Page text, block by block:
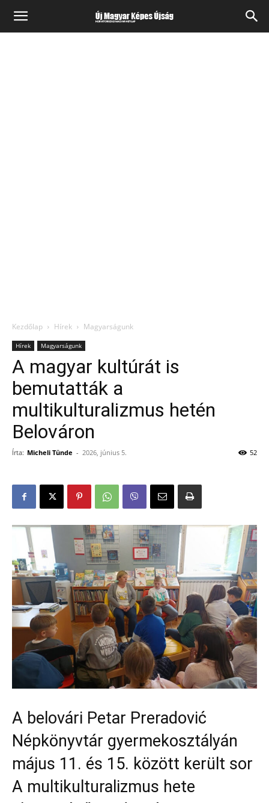
Kezdőlap Hírek Magyarságunk
Hírek Magyarságunk
A magyar kultúrát is
bemutatták a
multikulturalizmus hetén
Belováron
Írta: Micheli Tünde - 2026, június 5. 52
A belovári Petar Preradović
Népkönyvtár gyermekosztályán
május 11. és 15. között került sor
A multikulturalizmus hete